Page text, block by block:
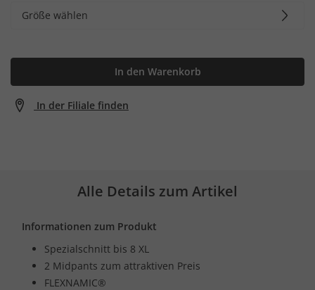
Größe wählen
In den Warenkorb
In der Filiale finden
Alle Details zum Artikel
Informationen zum Produkt
Spezialschnitt bis 8 XL
2 Midpants zum attraktiven Preis
FLEXNAMIC®